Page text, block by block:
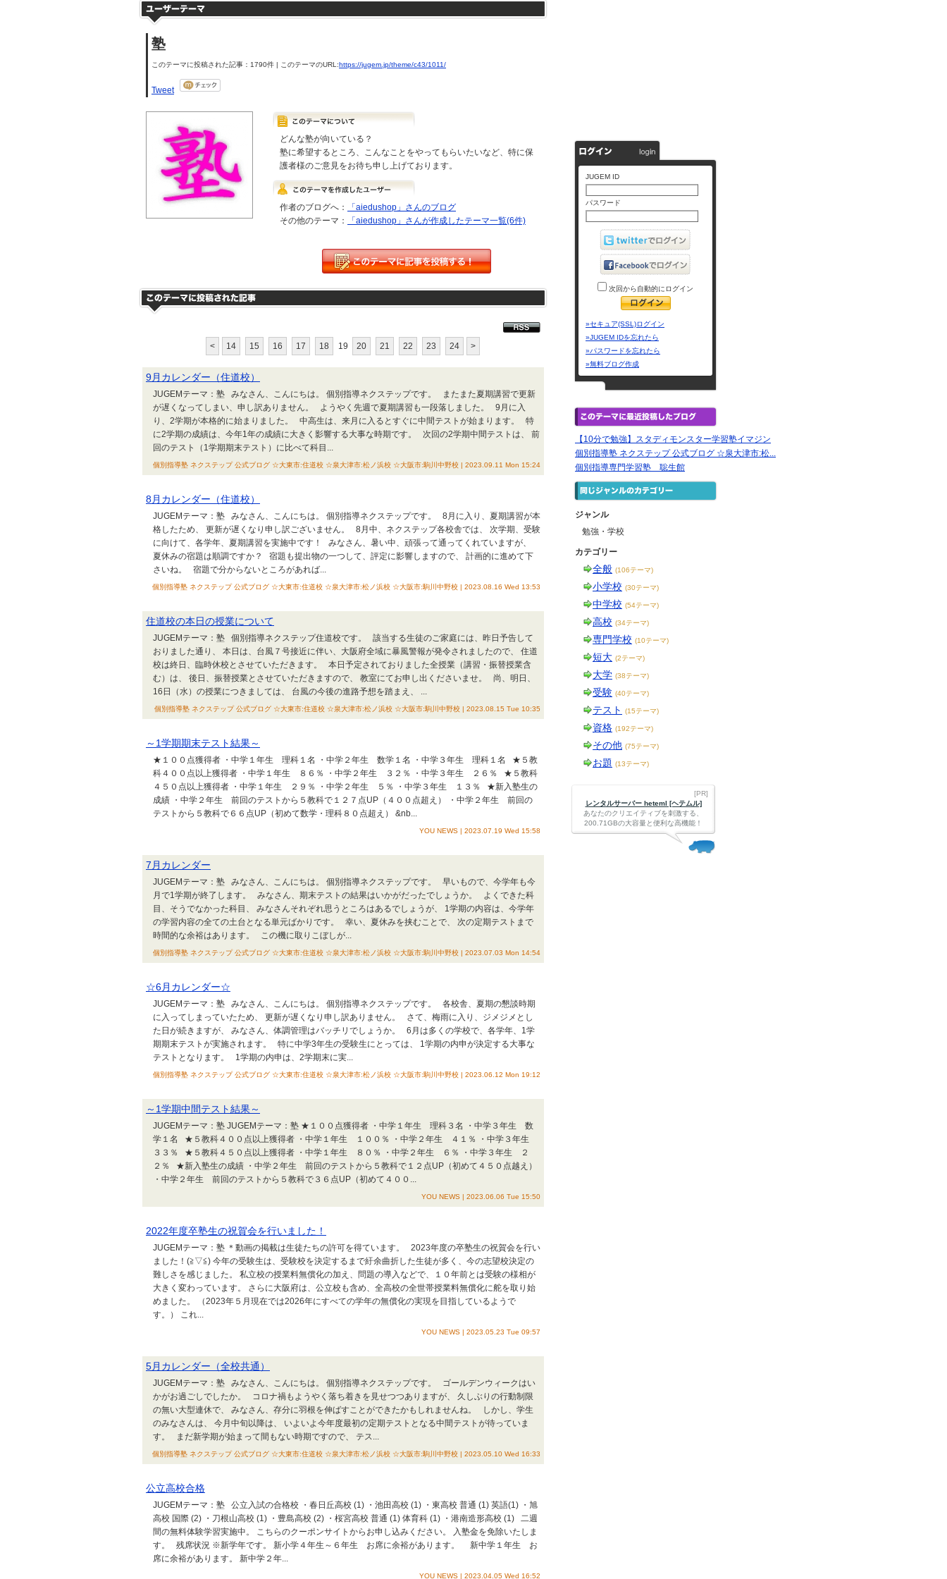
塾
このテーマに投稿された記事：1790件 | このテーマのURL:https://jugem.jp/theme/c43/1011/
Tweet
どんな塾が向いている？
塾に希望するところ、こんなことをやってもらいたいなど、特に保
護者様のご意見をお待ち申し上げております。
作者のブログへ：
「aiedushop」さんのブログ
その他のテーマ：
「aiedushop」さんが作成したテーマ一覧(6件)
< 14 15 16 17 18 19 20 21 22 23 24 >
9月カレンダー（住道校）
JUGEMテーマ：塾 みなさん、こんにちは。 個別指導ネクステップです。 またまた夏期講習で更新
が遅くなってしまい、申し訳ありません。 ようやく先週で夏期講習も一段落しました。 9月に入
り、2学期が本格的に始まりました。 中高生は、来月に入るとすぐに中間テストが始まります。 特
に2学期の成績は、今年1年の成績に大きく影響する大事な時期です。 次回の2学期中間テストは、 前
回のテスト（1学期期末テスト）に比べて科目...
個別指導塾 ネクステップ 公式ブログ ☆大東市:住道校 ☆泉大津市:松ノ浜校 ☆大阪市:駒川中野校 | 2023.09.11 Mon 15:24
8月カレンダー（住道校）
JUGEMテーマ：塾 みなさん、こんにちは。 個別指導ネクステップです。 8月に入り、夏期講習が本
格したため、 更新が遅くなり申し訳ございません。 8月中、ネクステップ各校舎では、 次学期、受験
に向けて、各学年、夏期講習を実施中です！ みなさん、暑い中、頑張って通ってくれていますが、
夏休みの宿題は順調ですか？ 宿題も提出物の一つして、評定に影響しますので、 計画的に進めて下
さいね。 宿題で分からないところがあれば...
個別指導塾 ネクステップ 公式ブログ ☆大東市:住道校 ☆泉大津市:松ノ浜校 ☆大阪市:駒川中野校 | 2023.08.16 Wed 13:53
住道校の本日の授業について
JUGEMテーマ：塾 個別指導ネクステップ住道校です。 該当する生徒のご家庭には、昨日予告して
おりました通り、 本日は、台風７号接近に伴い、大阪府全域に暴風警報が発令されましたので、 住道
校は終日、臨時休校とさせていただきます。 本日予定されておりました全授業（講習・振替授業含
む）は、 後日、振替授業とさせていただきますので、 教室にてお申し出くださいませ。 尚、明日、
16日（水）の授業につきましては、 台風の今後の進路予想を踏まえ、 ...
個別指導塾 ネクステップ 公式ブログ ☆大東市:住道校 ☆泉大津市:松ノ浜校 ☆大阪市:駒川中野校 | 2023.08.15 Tue 10:35
～1学期期末テスト結果～
★１００点獲得者 ・中学１年生 理科１名 ・中学２年生 数学１名 ・中学３年生 理科１名 ★５教
科４００点以上獲得者 ・中学１年生 ８６％ ・中学２年生 ３２％ ・中学３年生 ２６％ ★５教科
４５０点以上獲得者 ・中学１年生 ２９％ ・中学２年生 ５％ ・中学３年生 １３％ ★新入塾生の
成績 ・中学２年生 前回のテストから５教科で１２７点UP（４００点超え） ・中学２年生 前回の
テストから５教科で６６点UP（初めて数学・理科８０点超え） &nb...
YOU NEWS | 2023.07.19 Wed 15:58
7月カレンダー
JUGEMテーマ：塾 みなさん、こんにちは。 個別指導ネクステップです。 早いもので、今学年も今
月で1学期が終了します。 みなさん、期末テストの結果はいかがだったでしょうか。 よくできた科
目、そうでなかった科目、 みなさんそれぞれ思うところはあるでしょうが、 1学期の内容は、今学年
の学習内容の全ての土台となる単元ばかりです。 幸い、夏休みを挟むことで、 次の定期テストまで
時間的な余裕はあります。 この機に取りこぼしが...
個別指導塾 ネクステップ 公式ブログ ☆大東市:住道校 ☆泉大津市:松ノ浜校 ☆大阪市:駒川中野校 | 2023.07.03 Mon 14:54
☆6月カレンダー☆
JUGEMテーマ：塾 みなさん、こんにちは。 個別指導ネクステップです。 各校舎、夏期の懇談時期
に入ってしまっていたため、 更新が遅くなり申し訳ありません。 さて、梅雨に入り、ジメジメとし
た日が続きますが、 みなさん、体調管理はバッチリでしょうか。 6月は多くの学校で、各学年、1学
期期末テストが実施されます。 特に中学3年生の受験生にとっては、 1学期の内申が決定する大事な
テストとなります。 1学期の内申は、2学期末に実...
個別指導塾 ネクステップ 公式ブログ ☆大東市:住道校 ☆泉大津市:松ノ浜校 ☆大阪市:駒川中野校 | 2023.06.12 Mon 19:12
～1学期中間テスト結果～
JUGEMテーマ：塾 JUGEMテーマ：塾 ★１００点獲得者 ・中学１年生 理科３名 ・中学３年生 数
学１名 ★５教科４００点以上獲得者 ・中学１年生 １００％ ・中学２年生 ４１％ ・中学３年生
３３％ ★５教科４５０点以上獲得者 ・中学１年生 ８０％ ・中学２年生 ６％ ・中学３年生 ２
２％ ★新入塾生の成績 ・中学２年生 前回のテストから５教科で１２点UP（初めて４５０点越え）
・中学２年生 前回のテストから５教科で３６点UP（初めて４００...
YOU NEWS | 2023.06.06 Tue 15:50
2022年度卒塾生の祝賀会を行いました！
JUGEMテーマ：塾 ＊動画の掲載は生徒たちの許可を得ています。 2023年度の卒塾生の祝賀会を行い
ました！(≧▽≦) 今年の受験生は、受験校を決定するまで紆余曲折した生徒が多く、今の志望校決定の
難しさを感じました。 私立校の授業料無償化の加え、問題の導入などで、１０年前とは受験の様相が
大きく変わっています。 さらに大阪府は、公立校も含め、全高校の全世帯授業料無償化に舵を取り始
めました。 （2023年５月現在では2026年にすべての学年の無償化の実現を目指しているようで
す。） これ...
YOU NEWS | 2023.05.23 Tue 09:57
5月カレンダー（全校共通）
JUGEMテーマ：塾 みなさん、こんにちは。 個別指導ネクステップです。 ゴールデンウィークはい
かがお過ごしでしたか。 コロナ禍もようやく落ち着きを見せつつありますが、 久しぶりの行動制限
の無い大型連休で、 みなさん、存分に羽根を伸ばすことができたかもしれませんね。 しかし、学生
のみなさんは、 今月中旬以降は、 いよいよ今年度最初の定期テストとなる中間テストが待っていま
す。 まだ新学期が始まって間もない時期ですので、 テス...
個別指導塾 ネクステップ 公式ブログ ☆大東市:住道校 ☆泉大津市:松ノ浜校 ☆大阪市:駒川中野校 | 2023.05.10 Wed 16:33
公立高校合格
JUGEMテーマ：塾 公立入試の合格校 ・春日丘高校 (1) ・池田高校 (1) ・東高校 普通 (1) 英語(1) ・旭
高校 国際 (2) ・刀根山高校 (1) ・豊島高校 (2) ・桜宮高校 普通 (1) 体育科 (1) ・港南造形高校 (1) 二週
間の無料体験学習実施中。 こちらのクーポンサイトからお申し込みください。 入塾金を免除いたしま
す。 残席状況 ※新学年です。 新小学４年生～６年生 お席に余裕があります。 新中学１年生 お
席に余裕があります。 新中学２年...
YOU NEWS | 2023.04.05 Wed 16:52
JUGEM ID
パスワード
次回から自動的にログイン
»セキュア(SSL)ログイン
»JUGEM IDを忘れたら
»パスワードを忘れたら
»無料ブログ作成
【10分で勉強】スタディモンスター学習塾イマジン
個別指導塾 ネクステップ 公式ブログ ☆泉大津市:松...
個別指導専門学習塾 聡生館
ジャンル
勉強・学校
カテゴリー
全般 (106テーマ)
小学校 (30テーマ)
中学校 (54テーマ)
高校 (34テーマ)
専門学校 (10テーマ)
短大 (2テーマ)
大学 (38テーマ)
受験 (40テーマ)
テスト (15テーマ)
資格 (192テーマ)
その他 (75テーマ)
お題 (13テーマ)
[PR]
レンタルサーバー heteml [ヘテムル]
あなたのクリエイティブを刺激する、
200.71GBの大容量と便利な高機能！